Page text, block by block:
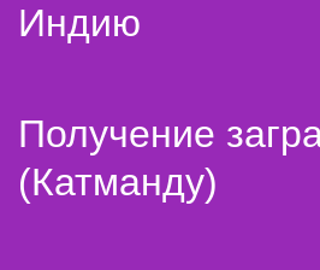
Индию
Получение
(Катманду)